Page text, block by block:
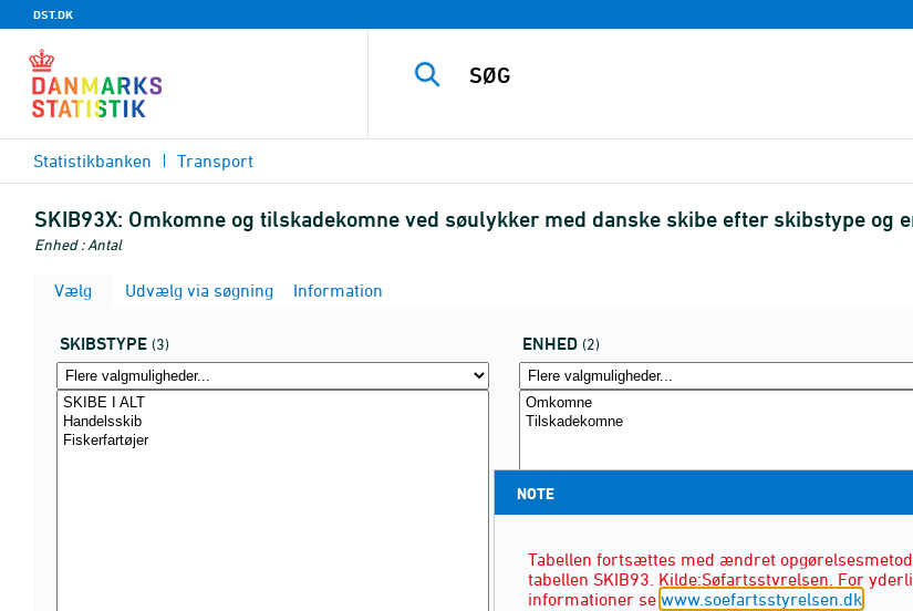
DST.DK
Statistikbanken Transport
SKIB93X: Omkomne og tilskadekomne ved søulykker med danske skibe efter skibstype og
Enhed : Antal
Vælg Udvælg via søgning Information
SKIBSTYPE (3) ENHED (2)
NOTE
Tabellen fortsættes med ændret
tabellen SKIB93. Kilde:Søfartsstyrelsen. For
informationer se www.soefartsstyrelsen.dk